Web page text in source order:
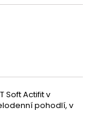
Soft Actifit v
pohodlí, v